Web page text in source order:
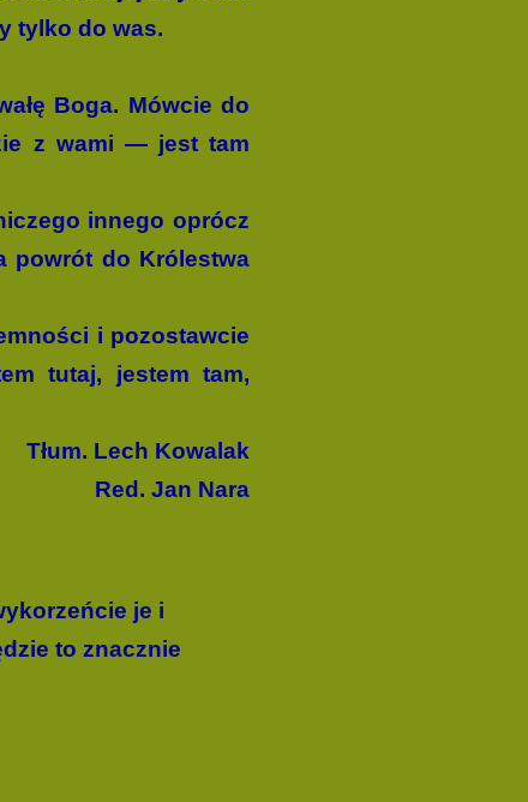
tylko do was.
Boga. Mówcie do
z wami — jest tam
innego oprócz
powrót do Królestwa
i pozostawcie
tutaj, jestem tam,
Tłum. Lech Kowalak
Red. Jan Nara
je i
to znacznie